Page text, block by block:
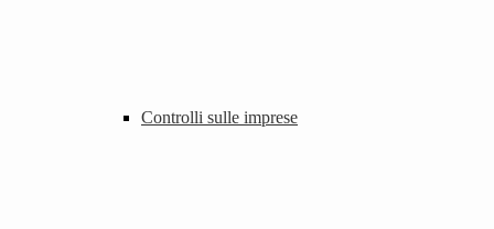
Controlli sulle imprese